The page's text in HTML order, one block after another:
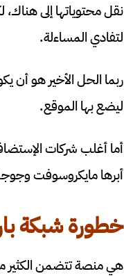
نقل محتوياتها إلى
لتفادي المساءلة.
ربما الحل الأخير هو
ليضع بها الموقع.
أما أغلب شركات
أبرها مايكروسوفت
خطورة شبكة
هي منصة تتضمن الكثير